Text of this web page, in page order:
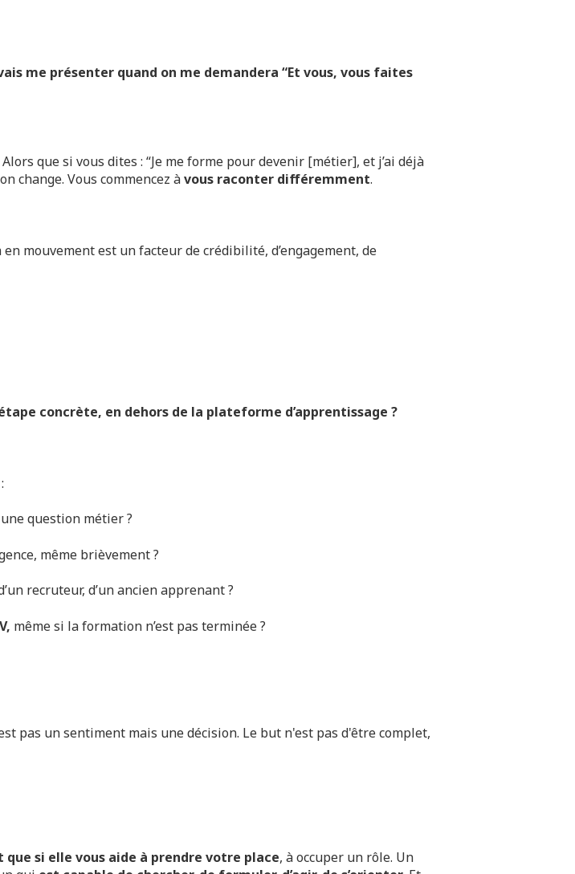
me présenter quand on me demandera “Et vous, vous faites
que si vous dites : “Je me forme pour devenir [métier], et j’ai déjà
change. Vous commencez àvous raconter différemment.
mouvement est un facteur de crédibilité, d’engagement, de
concrète, en dehors de la plateforme d’apprentissage ?
question métier ?
même brièvement ?
recruteur, d’un ancien apprenant ?
même si la formation n’est pas terminée ?
pas un sentiment mais une décision. Le but n'est pas d'être complet,
si elle vous aide à prendre votre place, à occuper un rôle. Un